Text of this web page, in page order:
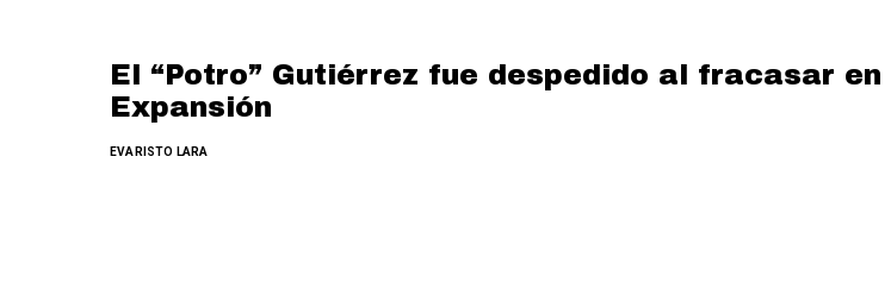
El “Potro” Gutiérrez fue despedido al fracasar
Expansión
EVARISTO LARA